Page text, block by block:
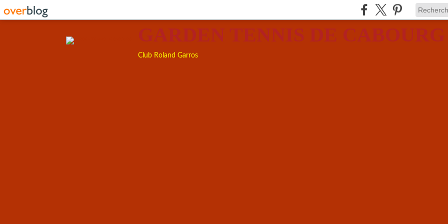
GARDEN TENNIS DE CABOURG
Club Roland Garros